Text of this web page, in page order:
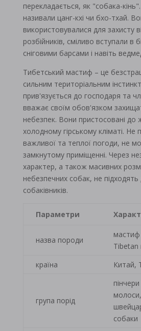
перекладається, як "собака-кінь".
називали цанг-кхі чи бхо-тхай.
використовувалися для захисту
розбійників, сміливо вступали в
сніговими барсами і навіть
Тибетський мастиф – це
сильним територіальним
прив'язується до господаря та
вважає своїм обов'язком
небезпек. Вони пристосовані до
холодному гірському кліматі. Не
важливої ​​та теплої погоди, не
замкнутому приміщенні. Через
характер, а також масивних
небезпечних собак, не підходять
собаківників.
Параметри
назва породи
мастиф
Tibetan
країна
Китай,
група порід
молоси,
собаки